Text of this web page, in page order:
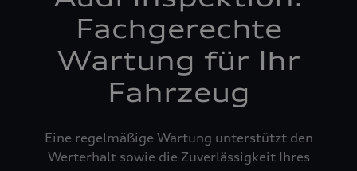
Fachgerechte
Wartung für Ihr
Fahrzeug
Eine regelmäßige Wartung unterstützt den
Werterhalt sowie die Zuverlässigkeit Ihres